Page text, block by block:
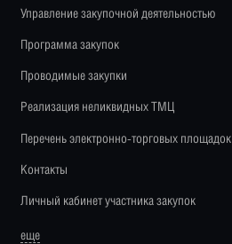
Управление закупочной деятельностью
Программа закупок
Проводимые закупки
Реализация неликвидных ТМЦ
Перечень электронно-торговых площадок
Контакты
Личный кабинет участника закупок
еще